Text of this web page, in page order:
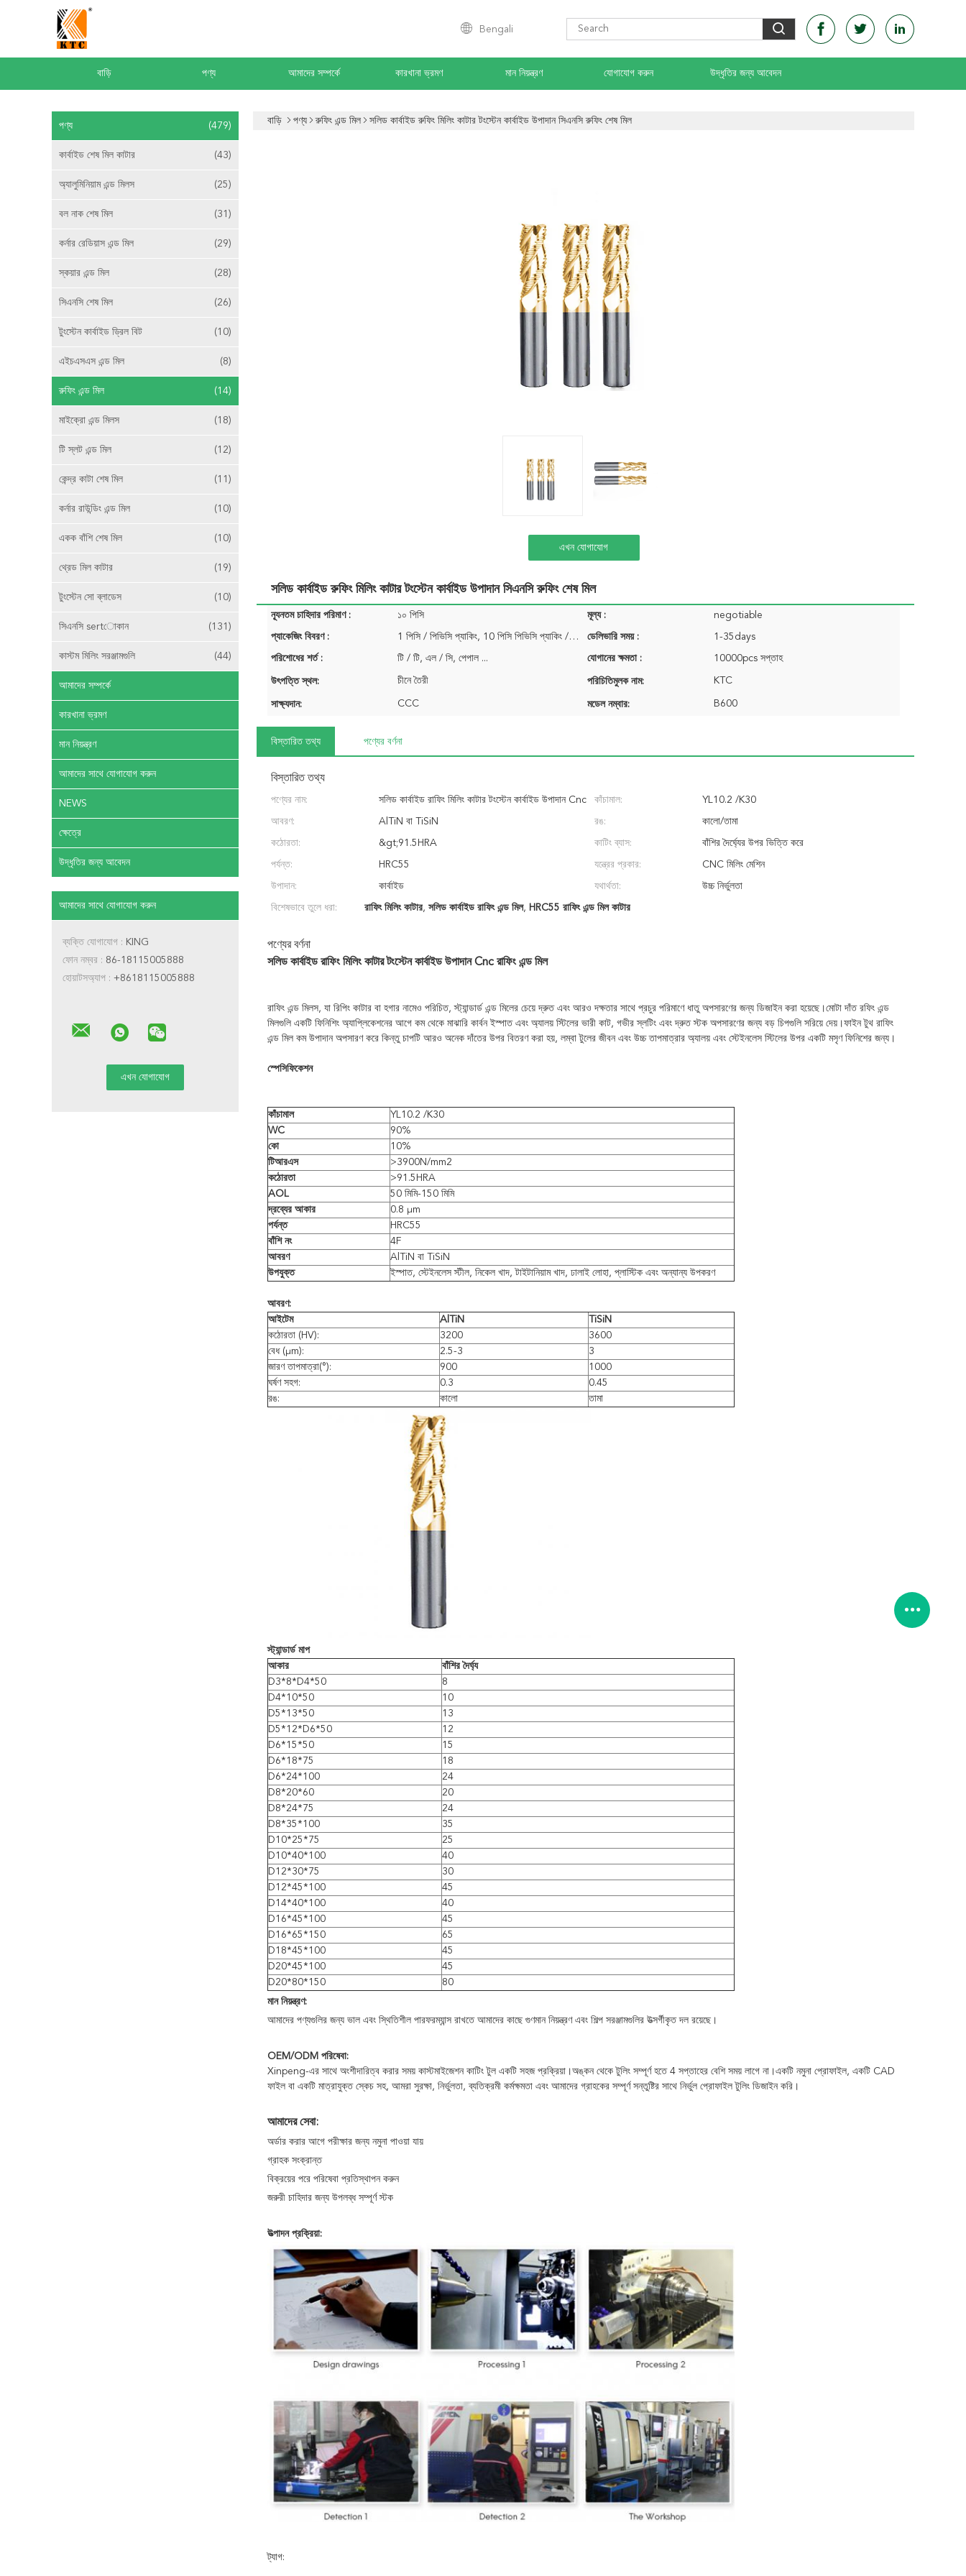
Bengali
বাড়ি পণ্য আমাদের সম্পর্কে কারখানা ভ্রমণ মান নিয়ন্ত্রণ যোগাযোগ করুন উদ্ধৃতির জন্য আবেদন
পণ্য (479)
কার্বাইড শেষ মিল কাটার (43)
অ্যালুমিনিয়াম এন্ড মিলস (25)
বল নাক শেষ মিল (31)
কর্নার রেডিয়াস এন্ড মিল (29)
স্কয়ার এন্ড মিল (28)
সিএনসি শেষ মিল (26)
টুংস্টেন কার্বাইড ড্রিল বিট (10)
এইচএসএস এন্ড মিল (8)
রুফিং এন্ড মিল (14)
মাইক্রো এন্ড মিলস (18)
টি স্লট এন্ড মিল (12)
কেন্দ্র কাটা শেষ মিল (11)
কর্নার রাউন্ডিং এন্ড মিল (10)
একক বাঁশি শেষ মিল (10)
থ্রেড মিল কাটার (19)
টুংস্টেন সো ব্লাডেস (10)
সিএনসি sertোকান (131)
কাস্টম মিলিং সরঞ্জামগুলি (44)
আমাদের সম্পর্কে
কারখানা ভ্রমণ
মান নিয়ন্ত্রণ
আমাদের সাথে যোগাযোগ করুন
NEWS
ক্ষেত্রে
উদ্ধৃতির জন্য আবেদন
আমাদের সাথে যোগাযোগ করুন
ব্যক্তি যোগাযোগ : KING
ফোন নম্বর : 86-18115005888
হোয়াটসঅ্যাপ : +8618115005888
বাড়ি পণ্য রুফিং এন্ড মিল সলিড কার্বাইড রুফিং মিলিং কাটার টংস্টেন কার্বাইড উপাদান সিএনসি রুফিং শেষ মিল
এখন যোগাযোগ
সলিড কার্বাইড রুফিং মিলিং কাটার টংস্টেন কার্বাইড উপাদান সিএনসি রুফিং শেষ মিল
ন্যূনতম চাহিদার পরিমাণ : ১০ পিসি মূল্য : negotiable
প্যাকেজিং বিবরণ : 1 পিসি / পিভিসি প্যাকিং, 10 পিসি পিভিসি প্যাকিং / প্যাক ... ডেলিভারি সময় : 1-35days
পরিশোধের শর্ত : টি / টি, এল / সি, পেপাল ... যোগানের ক্ষমতা : 10000pcs সপ্তাহ
উৎপত্তি স্থল: চীনে তৈরী পরিচিতিমুলক নাম: KTC
সাক্ষ্যদান: CCC মডেল নম্বার: B600
বিস্তারিত তথ্য পণ্যের বর্ণনা
বিস্তারিত তথ্য
পণ্যের নাম: সলিড কার্বাইড রাফিং মিলিং কাটার টংস্টেন কার্বাইড উপাদান Cnc
রাফিং এন্ড মিল
কাঁচামাল: YL10.2 /K30
আবরণ: AlTiN বা TiSiN রঙ: কালো/তামা
কঠোরতা: &gt;91.5HRA কাটিং ব্যাস: বাঁশির দৈর্ঘ্যের উপর ভিত্তি করে
পর্যন্ত: HRC55 যন্ত্রের প্রকার: CNC মিলিং মেশিন
উপাদান: কার্বাইড যথার্থতা: উচ্চ নির্ভুলতা
বিশেষভাবে তুলে ধরা: রাফিং মিলিং কাটার, সলিড কার্বাইড রাফিং এন্ড মিল, HRC55 রাফিং এন্ড মিল কাটার
পণ্যের বর্ণনা
সলিড কার্বাইড রাফিং মিলিং কাটার টংস্টেন কার্বাইড উপাদান Cnc রাফিং এন্ড মিল
রাফিং এন্ড মিলস, যা রিপিং কাটার বা হগার নামেও পরিচিত, স্ট্যান্ডার্ড এন্ড মিলের চেয়ে দ্রুত এবং আরও দক্ষতার সাথে প্রচুর পরিমাণে ধাতু অপসারণের জন্য ডিজাইন করা হয়েছে।মোটা দাঁত রফিং এন্ড
মিলগুলি একটি ফিনিশিং অ্যাপ্লিকেশনের আগে কম থেকে মাঝারি কার্বন ইস্পাত এবং অ্যালয় স্টিলের ভারী কাট, গভীর স্লটিং এবং দ্রুত স্টক অপসারণের জন্য বড় চিপগুলি সরিয়ে দেয়।ফাইন টুথ রাফিং
এন্ড মিল কম উপাদান অপসারণ করে কিন্তু চাপটি আরও অনেক দাঁতের উপর বিতরণ করা হয়, লম্বা টুলের জীবন এবং উচ্চ তাপমাত্রার অ্যালয় এবং স্টেইনলেস স্টিলের উপর একটি মসৃণ ফিনিশের জন্য।
স্পেসিফিকেশন
কাঁচামাল
YL10.2 /K30
WC
90%
কো
10%
টিআরএস
>3900N/mm2
কঠোরতা
>91.5HRA
AOL
50 মিমি-150 মিমি
দ্রব্যের আকার
0.8 μm
পর্যন্ত
HRC55
বাঁশি নং
4F
আবরণ
AlTiN বা TiSiN
উপযুক্ত
ইস্পাত, স্টেইনলেস স্টীল, নিকেল খাদ, টাইটানিয়াম খাদ, ঢালাই লোহা, প্লাস্টিক এবং অন্যান্য উপকরণ
আবরণ:
আইটেম
AlTiN
TiSiN
কঠোরতা (HV):
3200
3600
বেধ (μm):
2.5-3
3
জারণ তাপমাত্রা(°):
900
1000
ঘর্ষণ সহগ:
0.3
0.45
রঙ:
কালো তামা
স্ট্যান্ডার্ড মাপ
আকার
বাঁশির দৈর্ঘ্য
D3*8*D4*50
8
D4*10*50
10
D5*13*50
13
D5*12*D6*50
12
D6*15*50
15
D6*18*75
18
D6*24*100
24
D8*20*60
20
D8*24*75
24
D8*35*100
35
D10*25*75
25
D10*40*100
40
D12*30*75
30
D12*45*100
45
D14*40*100
40
D16*45*100
45
D16*65*150
65
D18*45*100
45
D20*45*100
45
D20*80*150
80
মান নিয়ন্ত্রণ:
আমাদের পণ্যগুলির জন্য ভাল এবং স্থিতিশীল পারফরম্যান্স রাখতে আমাদের কাছে গুণমান নিয়ন্ত্রণ এবং শিল্প সরঞ্জামগুলির উত্সর্গীকৃত দল রয়েছে।
OEM/ODM পরিষেবা:
Xinpeng-এর সাথে অংশীদারিত্ব করার সময় কাস্টমাইজেশন কাটিং টুল একটি সহজ প্রক্রিয়া।অঙ্কন থেকে টুলিং সম্পূর্ণ হতে 4 সপ্তাহের বেশি সময় লাগে না।একটি নমুনা প্রোফাইল, একটি CAD
ফাইল বা একটি মাত্রাযুক্ত স্কেচ সহ, আমরা সুরক্ষা, নির্ভুলতা, ব্যতিক্রমী কর্মক্ষমতা এবং আমাদের গ্রাহকের সম্পূর্ণ সন্তুষ্টির সাথে নির্ভুল প্রোফাইল টুলিং ডিজাইন করি।
আমাদের সেবা:
অর্ডার করার আগে পরীক্ষার জন্য নমুনা পাওয়া যায়
গ্রাহক সংক্রান্ত
বিক্রয়ের পরে পরিষেবা প্রতিস্থাপন করুন
জরুরী চাহিদার জন্য উপলব্ধ সম্পূর্ণ স্টক
উত্পাদন প্রক্রিয়া:
ট্যাগ: